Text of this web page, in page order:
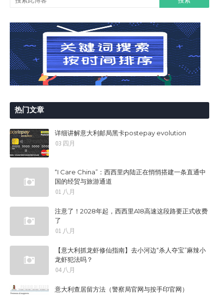
热门文章
详细讲解意大利邮局黑卡postepay evolution
03 四月
“I Care China”：西西里内陆正在悄悄搭建一条直通中
国的经贸与旅游通道
01 八月
注意了！2028年起，西西里A18高速这段路要正式收费
了
01 八月
【意大利抓龙虾修仙指南】去小河边“杀人夺宝”麻辣小
龙虾犯法吗？
04 八月
意大利查居留方法（警察局官网与按手印官网）